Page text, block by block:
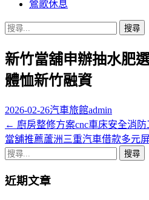
鶯歌休息
搜
關
鍵
字:
新竹當舖申辦抽水肥
體恤新竹融資
2026-02-26汽車旅館admin
文
章
航
← 廚房整修方案cnc車床安全消
當舖推薦蘆洲三重汽車借款多元
搜
關
近期文章